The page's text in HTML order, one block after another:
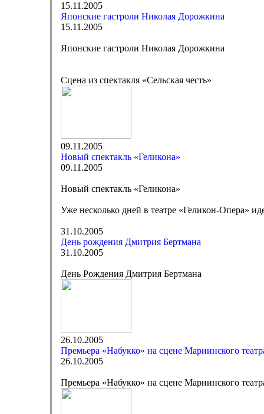
15.11.2005
Японские гастроли Николая Дорожкина
15.11.2005
Японские гастроли Николая Дорожкина
Сцена из спектакля «Сельская честь»
09.11.2005
Новый спектакль «Геликона»
09.11.2005
Новый спектакль «Геликона»
Уже несколько дней в театре «Геликон-Опера»
31.10.2005
День рождения Дмитрия Бертмана
31.10.2005
День Рождения Дмитрия Бертмана
26.10.2005
Премьера «Набукко» на сцене Мариинского
26.10.2005
Премьера «Набукко» на сцене Мариинского